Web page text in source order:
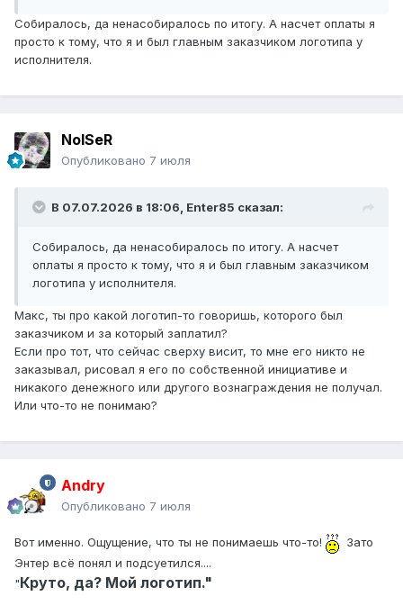
Собиралось, да ненасобиралось по итогу. А насчет оплаты я
просто к тому, что я и был главным заказчиком логотипа у
исполнителя.
NoISeR
Опубликовано 7 июля
В 07.07.2026 в 18:06, Enter85 сказал:
Собиралось, да ненасобиралось по итогу. А насчет
оплаты я просто к тому, что я и был главным заказчиком
логотипа у исполнителя.
Макс, ты про какой логотип-то говоришь, которого был
заказчиком и за который заплатил?
Если про тот, что сейчас сверху висит, то мне его никто не
заказывал, рисовал я его по собственной инициативе и
никакого денежного или другого вознаграждения не получал.
Или что-то не понимаю?
Andry
Опубликовано 7 июля
Вот именно. Ощущение, что ты не понимаешь что-то!
Зато
Энтер всё понял и подсуетился....
"Круто, да? Мой логотип."